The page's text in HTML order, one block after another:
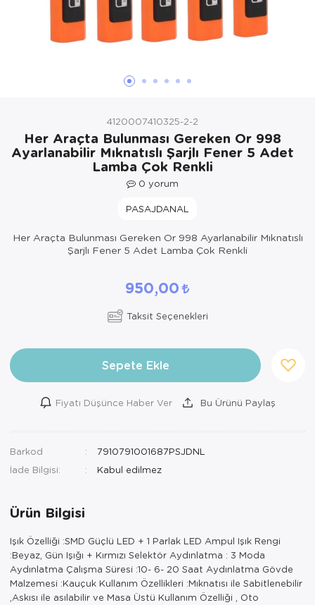
4120007410325-2-2
Her Araçta Bulunması Gereken Or 998
Ayarlanabilir Mıknatıslı Şarjlı Fener 5 Adet
Lamba Çok Renkli
0 yorum
PASAJDANAL
Her Araçta Bulunması Gereken Or 998 Ayarlanabilir Mıknatıslı
Şarjlı Fener 5 Adet Lamba Çok Renkli
950,00
Taksit Seçenekleri
Sepete Ekle
Fiyatı Düşünce Haber Ver Bu Ürünü Paylaş
Barkod
7910791001687PSJDNL
İade Bilgisi:
Ürün Bilgisi
Işık Özelliği :SMD Güçlü LED + 1 Parlak LED Ampul Işık Rengi
:Beyaz, Gün Işığı + Kırmızı Selektör Aydınlatma : 3 Moda
Aydınlatma Çalışma Süresi :10- 6- 20 Saat Aydınlatma Gövde
Malzemesi :Kauçuk Kullanım Özellikleri :Mıknatısı ile Sabitlenebilir
,Askısı ile asılabilir ve Masa Üstü Kullanım Özelliği , Oto